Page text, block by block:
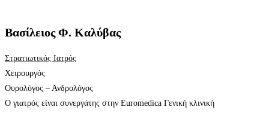
Βασίλειος Φ. Καλύβας
Στρατιωτικός Ιατρός
Χειρουργός
Ουρολόγος – Ανδρολόγος
Ο γιατρός είναι συνεργάτης στην Euromedica Γενική κλινική